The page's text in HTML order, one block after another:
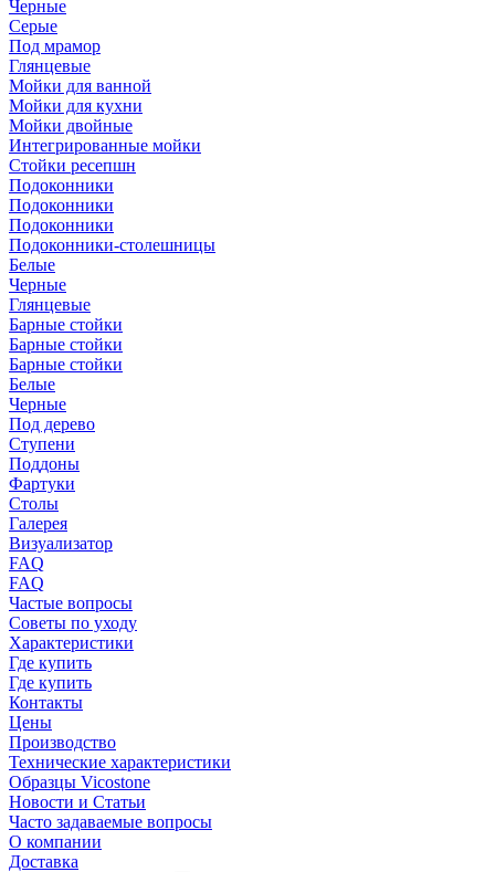
Черные
Серые
Под мрамор
Глянцевые
Мойки для ванной
Мойки для кухни
Мойки двойные
Интегрированные мойки
Стойки ресепшн
Подоконники
Подоконники
Подоконники
Подоконники-столешницы
Белые
Черные
Глянцевые
Барные стойки
Барные стойки
Барные стойки
Белые
Черные
Под дерево
Ступени
Поддоны
Фартуки
Столы
Галерея
Визуализатор
FAQ
FAQ
Частые вопросы
Советы по уходу
Характеристики
Где купить
Где купить
Контакты
Цены
Производство
Технические характеристики
Образцы Vicostone
Новости и Статьи
Часто задаваемые вопросы
О компании
Доставка